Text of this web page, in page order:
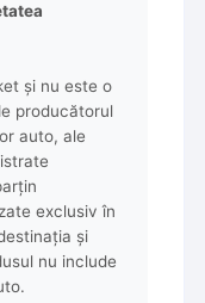
și nu este o
producătorul
auto, ale
exclusiv în
și
nu include